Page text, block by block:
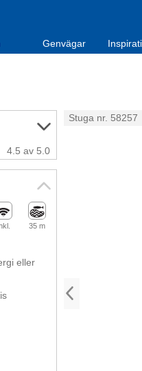
Genvägar
Stuga nr. 58257
4.5 av 5.0
35 m
eller